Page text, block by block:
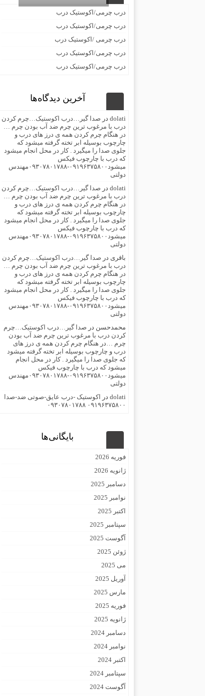
درب چرمی/اکوستیک درب
درب چرمی/اکوستیک درب
درب چرمی /اکوستیک درب
درب چرمی/اکوستیک درب
درب چرمی/اکوستیک درب
آخرین دیدگاه‌ها
dolati در صدا گیر…درب اکوستیک…چرم کردن
درب با مرغوب ترین چرم ضد آب بودن چرم …
در هنگام چرم کردن همه ی درز های درب و
چارچوب بوسیله ابر تخته گرفته میشود که
جلوی صدا را میگیرد . کار در محل انجام میشود
که درب با چارچوب فیکس
میشود۰۹۱۹۶۳۷۵۸۰۰-۰۹۳۰۷۸۰۱۷۸۸مهندس
دولتی
dolati در صدا گیر…درب اکوستیک…چرم کردن
درب با مرغوب ترین چرم ضد آب بودن چرم …
در هنگام چرم کردن همه ی درز های درب و
چارچوب بوسیله ابر تخته گرفته میشود که
جلوی صدا را میگیرد . کار در محل انجام میشود
که درب با چارچوب فیکس
میشود۰۹۱۹۶۳۷۵۸۰۰-۰۹۳۰۷۸۰۱۷۸۸مهندس
دولتی
باقری در صدا گیر…درب اکوستیک…چرم کردن
درب با مرغوب ترین چرم ضد آب بودن چرم …
در هنگام چرم کردن همه ی درز های درب و
چارچوب بوسیله ابر تخته گرفته میشود که
جلوی صدا را میگیرد . کار در محل انجام میشود
که درب با چارچوب فیکس
میشود۰۹۱۹۶۳۷۵۸۰۰-۰۹۳۰۷۸۰۱۷۸۸مهندس
دولتی
محمدحسن در صدا گیر…درب اکوستیک…چرم
کردن درب با مرغوب ترین چرم ضد آب بودن
چرم …در هنگام چرم کردن همه ی درز های
درب و چارچوب بوسیله ابر تخته گرفته میشود
که جلوی صدا را میگیرد . کار در محل انجام
میشود که درب با چارچوب فیکس
میشود۰۹۱۹۶۳۷۵۸۰۰-۰۹۳۰۷۸۰۱۷۸۸مهندس
دولتی
dolati در
اکوستیک -درب عایق-صوتی ضد-صدا
۰۹۱۹۶۳۷۵۸۰۰ ۰۹۳۰۷۸۰۱۷۸۸
بایگانی‌ها
فوریه 2026
ژانویه 2026
دسامبر 2025
نوامبر 2025
اکتبر 2025
سپتامبر 2025
آگوست 2025
ژوئن 2025
می 2025
آوریل 2025
مارس 2025
فوریه 2025
ژانویه 2025
دسامبر 2024
نوامبر 2024
اکتبر 2024
سپتامبر 2024
آگوست 2024